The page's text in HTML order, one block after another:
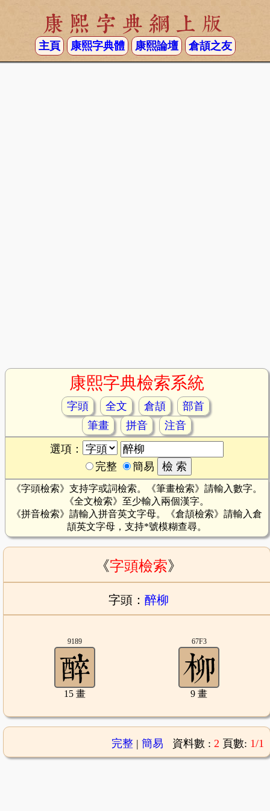
康熙字典網上版
主頁 康熙字典體 康熙論壇 倉頡之友
康熙字典檢索系統
字頭 全文 倉頡
部首
筆畫
拼音
注音
選項：
完整
簡易
《字頭檢索》支持字或詞檢索。《筆畫檢索》請輸入數字。
《全文檢索》至少輸入兩個漢字。
《拼音檢索》請輸入拼音英文字母。《倉頡檢索》請輸入倉
頡英文字母，支持*號模糊查尋。
《字頭檢索》
字頭： 醉柳
9189
15 畫
67F3
9 畫
完整| 簡易 資料數 : 2 頁數: 1/1